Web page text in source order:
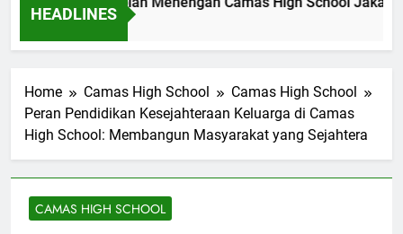
HEADLINES
Home Camas High School
Camas High School
Peran Pendidikan Kesejahteraan Keluarga di Camas
High School: Membangun Masyarakat yang Sejahtera
CAMAS HIGH SCHOOL